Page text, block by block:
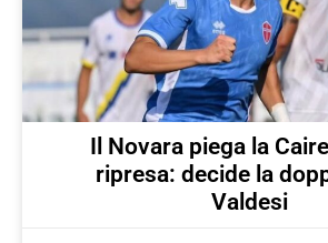
Il Novara piega la
ripresa: decide la
Valdesi